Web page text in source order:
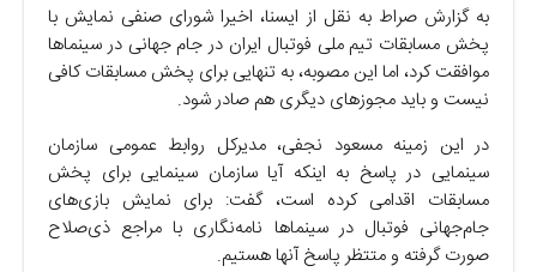
به گزارش صراط به نقل از ایسنا، اخیرا شورای صنفی نمایش با
پخش مسابقات تیم ملی فوتبال ایران در جام جهانی در سینما‌ها
موافقت کرد، اما این مصوبه، به تنهایی برای پخش مسابقات کافی
نیست و باید مجوز‌های دیگری هم صادر شود.
در این زمینه مسعود نجفی، مدیرکل روابط عمومی سازمان
سینمایی در پاسخ به اینکه آیا سازمان سینمایی برای پخش
مسابقات اقدامی کرده است، گفت: برای نمایش بازی‌های
جام‌جهانی فوتبال در سینما‌ها نامه‌نگاری با مراجع ذی‌صلاح
صورت گرفته و متتظر پاسخ آنها هستیم.